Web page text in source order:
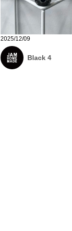
2025/12/09
Black 4